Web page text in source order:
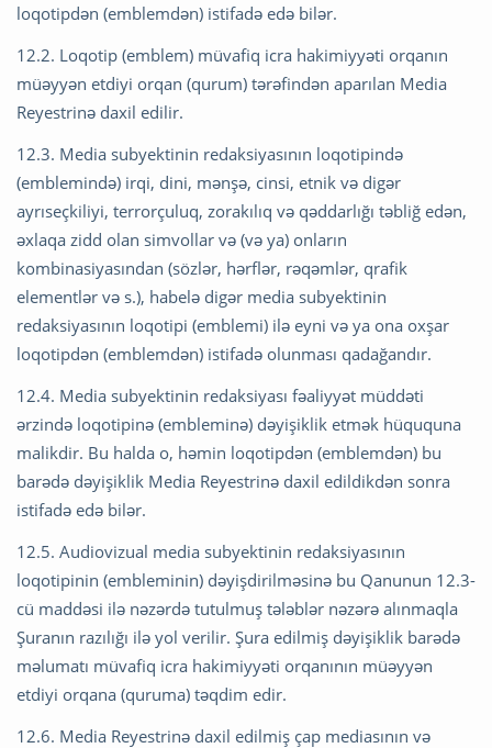
loqotipdən (emblemdən) istifadə edə bilər.
12.2. Loqotip (emblem) müvafiq icra hakimiyyəti orqanın
müəyyən etdiyi orqan (qurum) tərəfindən aparılan Media
Reyestrinə daxil edilir.
12.3. Media subyektinin redaksiyasının loqotipində
(emblemində) irqi, dini, mənşə, cinsi, etnik və digər
ayrıseçkiliyi, terrorçuluq, zorakılıq və qəddarlığı təbliğ edən,
əxlaqa zidd olan simvollar və (və ya) onların
kombinasiyasından (sözlər, hərflər, rəqəmlər, qrafik
elementlər və s.), habelə digər media subyektinin
redaksiyasının loqotipi (emblemi) ilə eyni və ya ona oxşar
loqotipdən (emblemdən) istifadə olunması qadağandır.
12.4. Media subyektinin redaksiyası fəaliyyət müddəti
ərzində loqotipinə (embleminə) dəyişiklik etmək hüququna
malikdir. Bu halda o, həmin loqotipdən (emblemdən) bu
barədə dəyişiklik Media Reyestrinə daxil edildikdən sonra
istifadə edə bilər.
12.5. Audiovizual media subyektinin redaksiyasının
loqotipinin (embleminin) dəyişdirilməsinə bu Qanunun 12.3-
cü maddəsi ilə nəzərdə tutulmuş tələblər nəzərə alınmaqla
Şuranın razılığı ilə yol verilir. Şura edilmiş dəyişiklik barədə
məlumatı müvafiq icra hakimiyyəti orqanının müəyyən
etdiyi orqana (quruma) təqdim edir.
12.6. Media Reyestrinə daxil edilmiş çap mediasının və